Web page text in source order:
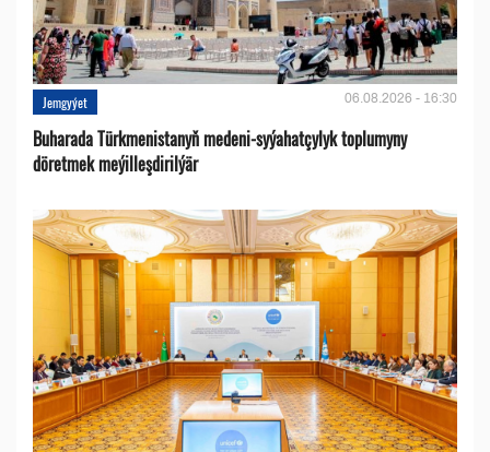
Jemgyýet 06.08.2026 - 16:30
Buharada Türkmenistanyň medeni-syýahatçylyk toplumyny
döretmek meýilleşdirilýär